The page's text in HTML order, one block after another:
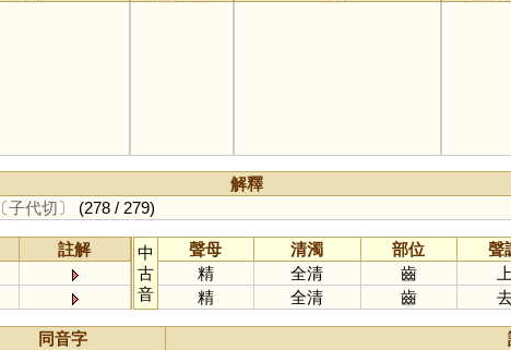
解釋
〔子代切〕 (278 / 279)
註解
中
古
音
聲母 清濁 部位 聲
精
全清 齒
精
全清 齒
同音字